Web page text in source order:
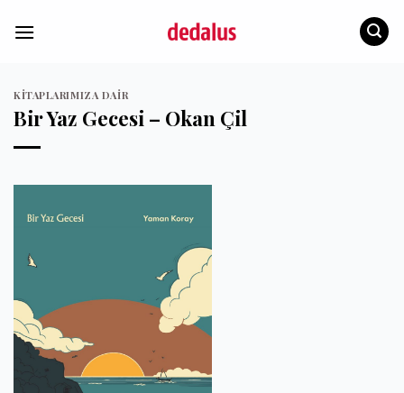
atla
KITAPLARIMIZA DAIR
Bir Yaz Gecesi – Okan Çil